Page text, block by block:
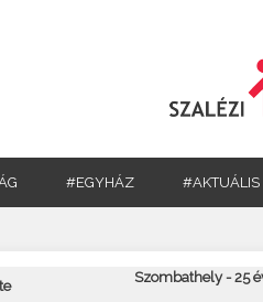
#EGYHÁZ #AKTUÁLIS
Szombathely - 25